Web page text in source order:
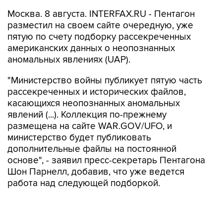
Москва. 8 августа. INTERFAX.RU - Пентагон
разместил на своем сайте очередную, уже
пятую по счету подборку рассекреченных
американских данных о неопознанных
аномальных явлениях (UAP).
"Министерство войны публикует пятую часть
рассекреченных и исторических файлов,
касающихся неопознанных аномальных
явлений (...). Коллекция по-прежнему
размещена на сайте WAR.GOV/UFO, и
министерство будет публиковать
дополнительные файлы на постоянной
основе", - заявил пресс-секретарь Пентагона
Шон Парнелл, добавив, что уже ведется
работа над следующей подборкой.